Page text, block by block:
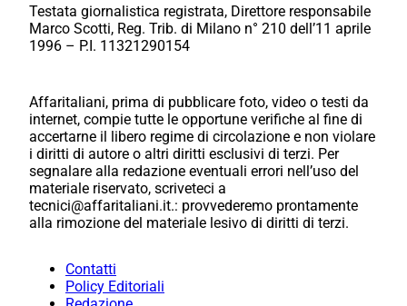
Testata giornalistica registrata, Direttore responsabile
Marco Scotti, Reg. Trib. di Milano n° 210 dell’11 aprile
1996 – P.I. 11321290154
Affaritaliani, prima di pubblicare foto, video o testi da
internet, compie tutte le opportune verifiche al fine di
accertarne il libero regime di circolazione e non violare
i diritti di autore o altri diritti esclusivi di terzi. Per
segnalare alla redazione eventuali errori nell’uso del
materiale riservato, scriveteci a
tecnici@affaritaliani.it.: provvederemo prontamente
alla rimozione del materiale lesivo di diritti di terzi.
Contatti
Policy Editoriali